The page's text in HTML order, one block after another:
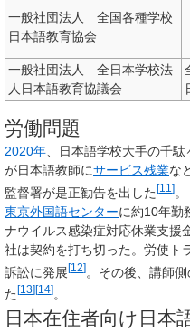
一般社団法人 全国各種学校
日本語教育協会
一般社団法人 全日本学校法
人日本語教育協議会
労働問題
2020年 、日本語学校大手の千
が日本語教師にサービス残業な
監督署が是正勧告を出した[11 ]。
東京外国語センターに約10年勤
ナウイルス感染症対応休業支援
社は契約を打ち切った。労使ト
訴訟に発展[12]
。その後、講師
た [13][14] 。
日本在住者向け日本